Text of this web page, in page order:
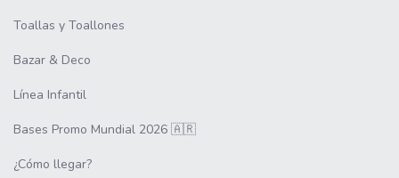
Toallas y Toallones
Bazar & Deco
Línea Infantil
Bases Promo Mundial 2026 🇦🇷
¿Cómo llegar?